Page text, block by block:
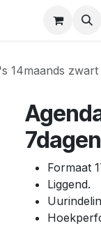
14maands zwart
Formaat
Liggend.